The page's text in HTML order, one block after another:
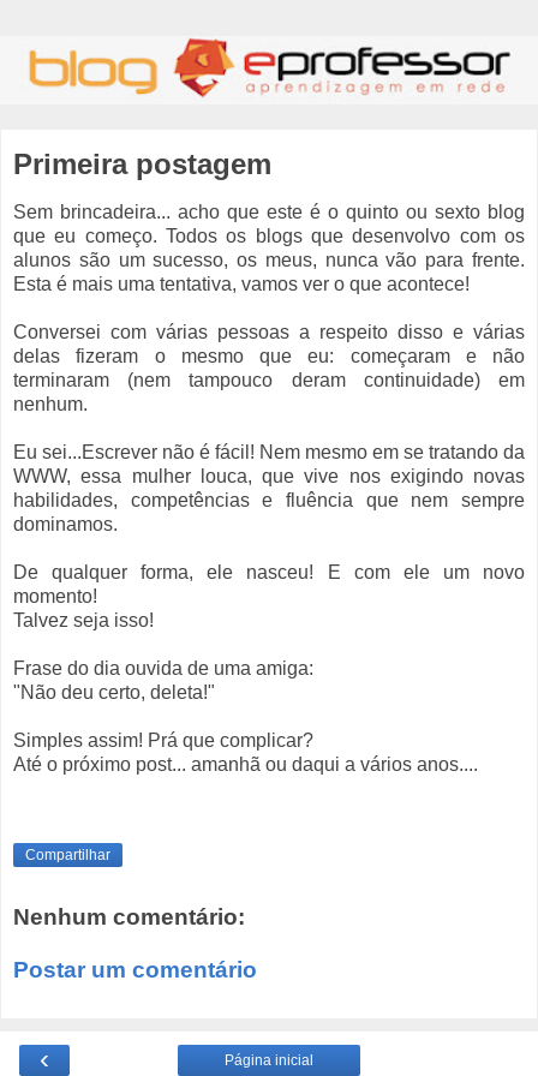
Primeira postagem
Sem brincadeira... acho que este é o quinto ou sexto blog
que eu começo. Todos os blogs que desenvolvo com os
alunos são um sucesso, os meus, nunca vão para frente.
Esta é mais uma tentativa, vamos ver o que acontece!
Conversei com várias pessoas a respeito disso e várias
delas fizeram o mesmo que eu: começaram e não
terminaram (nem tampouco deram continuidade) em
nenhum.
Eu sei...Escrever não é fácil! Nem mesmo em se tratando da
WWW, essa mulher louca, que vive nos exigindo novas
habilidades, competências e fluência que nem sempre
dominamos.
De qualquer forma, ele nasceu! E com ele um novo
momento!
Talvez seja isso!
Frase do dia ouvida de uma amiga:
"Não deu certo, deleta!"
Simples assim! Prá que complicar?
Até o próximo post... amanhã ou daqui a vários anos....
Compartilhar
Nenhum comentário:
Postar um comentário
‹ Página inicial